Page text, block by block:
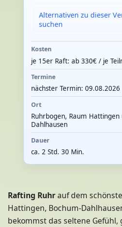
Rafting Ruhrauf dem
Hattingen, Bochum-
bekommst das seltene Gefühl,
Alternativen zu dieser
suchen
Kosten
je 15er Raft: ab 330€ / je
Termine
nächster Termin: 09.08.2026
Ort
Ruhrbogen, Raum Hattingen
Dahlhausen
Dauer
ca. 2 Std. 30 Min.